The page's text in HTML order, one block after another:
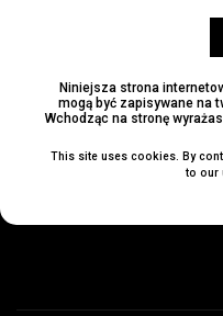
Niniejsza strona
mogą być zapisywane na
Wchodząc na stronę
This site uses cookies. By
to our